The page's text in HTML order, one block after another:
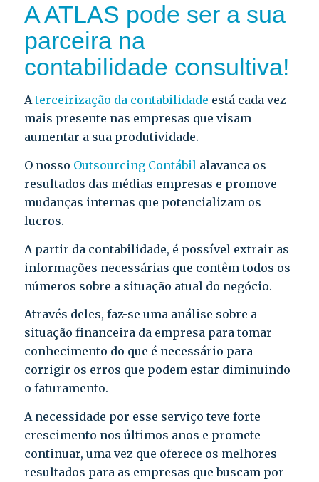
A ATLAS pode ser a sua
parceira na
contabilidade consultiva!
Aterceirização da contabilidade está cada vez
mais presente nas empresas que visam
aumentar a sua produtividade.
O nosso Outsourcing Contábil alavanca os
resultados das médias empresas e promove
mudanças internas que potencializam os
lucros.
A partir da contabilidade, é possível extrair as
informações necessárias que contêm todos os
números sobre a situação atual do negócio.
Através deles, faz-se uma análise sobre a
situação financeira da empresa para tomar
conhecimento do que é necessário para
corrigir os erros que podem estar diminuindo
o faturamento.
A necessidade por esse serviço teve forte
crescimento nos últimos anos e promete
continuar, uma vez que oferece os melhores
resultados para as empresas que buscam por